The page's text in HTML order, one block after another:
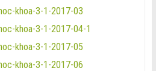
khoa-3-1-2017-03
khoa-3-1-2017-04-1
khoa-3-1-2017-05
khoa-3-1-2017-06